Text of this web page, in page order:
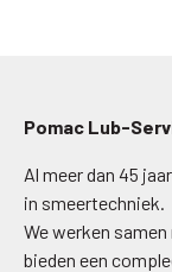
Pomac Lub-
Al meer dan 45
in smeertechniek.
We werken
bieden een